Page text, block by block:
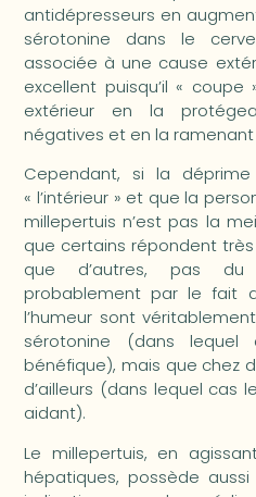
antidépresseurs en
sérotonine dans le
associée à une cause
excellent puisqu’il «
extérieur en la
négatives et en la
Cependant, si la
« l’intérieur » et que la
millepertuis n’est pas la
que certains répondent
que d’autres, pas du
probablement par le fait
l’humeur sont
sérotonine (dans
bénéfique), mais que chez
d’ailleurs (dans lequel cas
aidant).
Le millepertuis, en
hépatiques, possède